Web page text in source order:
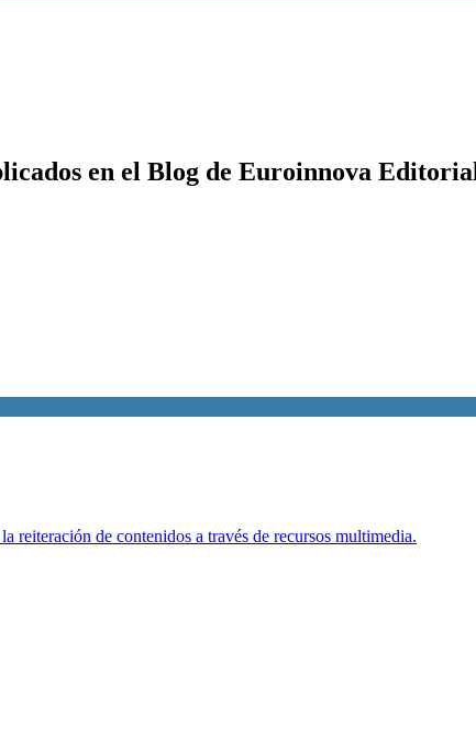
en el Blog de Euroinnova Editorial
reiteración de contenidos a través de recursos multimedia.